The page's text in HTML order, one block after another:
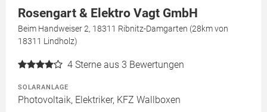
Rosengart & Elektro Vagt GmbH
Beim Handweiser 2, 18311 Ribnitz-Damgarten (28km von
18311 Lindholz)
4 Sterne aus 3 Bewertungen
SOLARANLAGE
Photovoltaik, Elektriker, KFZ Wallboxen